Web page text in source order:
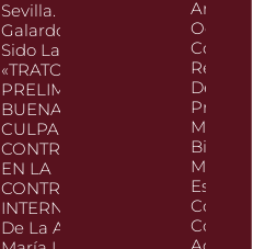
Sevilla. La Obra
Galardonada Ha
Sido La Titulada
«TRATOS
PRELIMINARES,
BUENA FE Y
CULPA IN
CONTRAHENDO
EN LA
CONTRATACIÓN
INTERNACIONAL»,
De La Autora D.ª
Andalucía
Colegio
De La
Bienes
Muebles
España,
Con Esta